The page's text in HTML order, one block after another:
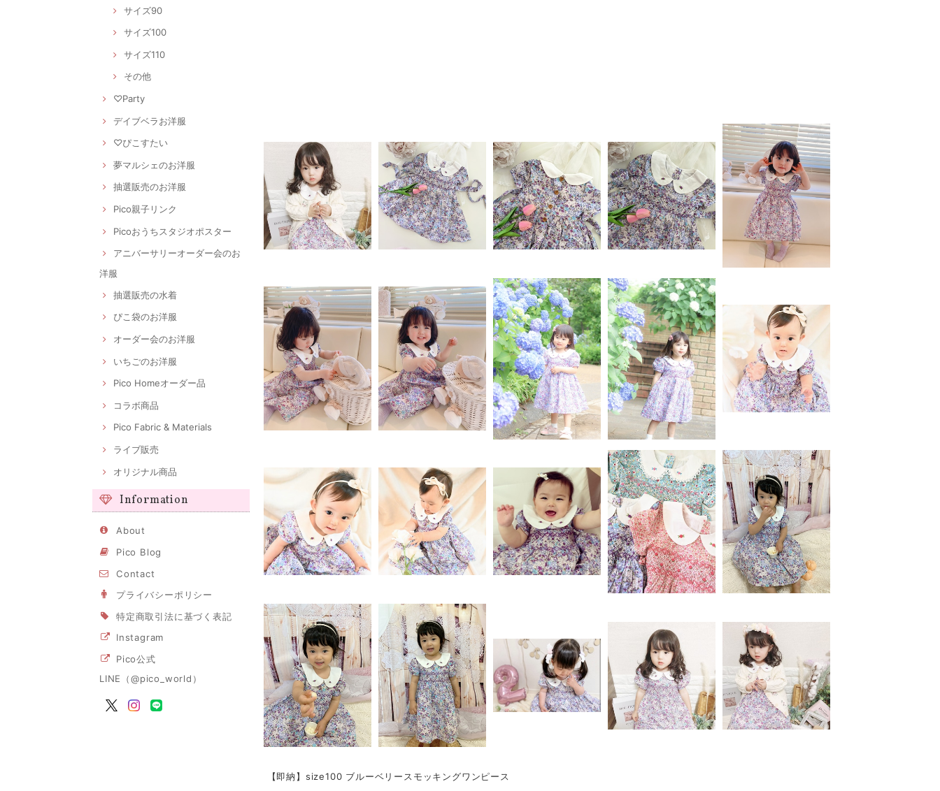
サイズ90
サイズ100
サイズ110
その他
♡Party
デイブベラお洋服
♡ぴこすたい
夢マルシェのお洋服
抽選販売のお洋服
Pico親子リンク
Picoおうちスタジオポスター
アニバーサリーオーダー会のお
洋服
抽選販売の水着
ぴこ袋のお洋服
オーダー会のお洋服
いちごのお洋服
Pico Homeオーダー品
コラボ商品
Pico Fabric & Materials
ライブ販売
オリジナル商品
Information
About
Pico Blog
Contact
プライバシーポリシー
特定商取引法に基づく表記
Instagram
Pico公式
LINE（@pico_world）
【即納】size100 ブルーベリースモッキングワンピース